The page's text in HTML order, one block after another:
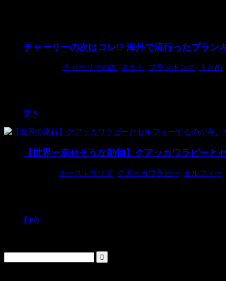
チャーリーの次はコレ!? 海外で流行ったプラン
チャーリーの次 ネット プランキング まとめ
驚き
【世界一幸せそうな動物】クアッカワラビーと
オーストラリア クアッカワラビー セルフィー
動物